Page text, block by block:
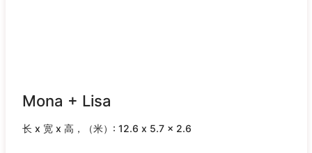
Mona + Lisa
长 x 宽 x 高，（米）: 12.6 x 5.7 x 2.6